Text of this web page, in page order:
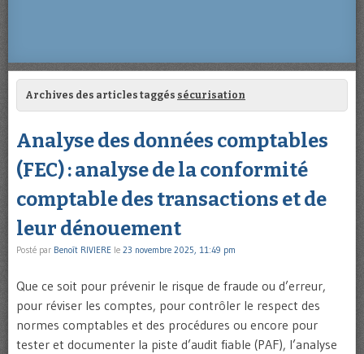
Archives des articles taggés sécurisation
Analyse des données comptables
(FEC) : analyse de la conformité
comptable des transactions et de
leur dénouement
Posté par Benoît RIVIERE le 23 novembre 2025, 11:49 pm
Que ce soit pour prévenir le risque de fraude ou d’erreur,
pour réviser les comptes, pour contrôler le respect des
normes comptables et des procédures ou encore pour
tester et documenter la piste d’audit fiable (PAF), l’analyse